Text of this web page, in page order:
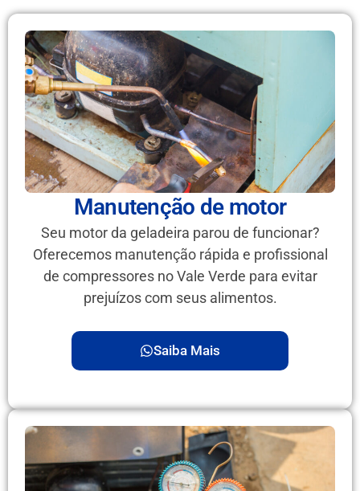
Manutenção de motor
Seu motor da geladeira parou de funcionar?
Oferecemos manutenção rápida e profissional
de compressores no Vale Verde para evitar
prejuízos com seus alimentos.
Saiba Mais